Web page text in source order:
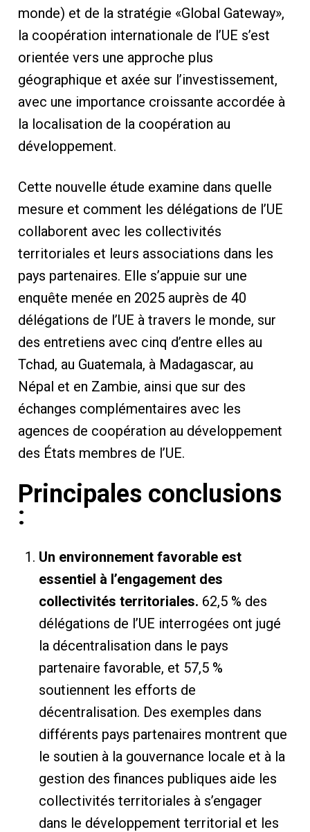
monde) et de la stratégie «Global Gateway»,
la coopération internationale de l’UE s’est
orientée vers une approche plus
géographique et axée sur l’investissement,
avec une importance croissante accordée à
la localisation de la coopération au
développement.
Cette nouvelle étude examine dans quelle
mesure et comment les délégations de l’UE
collaborent avec les collectivités
territoriales et leurs associations dans les
pays partenaires. Elle s’appuie sur une
enquête menée en 2025 auprès de 40
délégations de l’UE à travers le monde, sur
des entretiens avec cinq d’entre elles au
Tchad, au Guatemala, à Madagascar, au
Népal et en Zambie, ainsi que sur des
échanges complémentaires avec les
agences de coopération au développement
des États membres de l’UE.
Principales conclusions
:
Un environnement favorable est
essentiel à l’engagement des
collectivités territoriales. 62,5 % des
délégations de l’UE interrogées ont jugé
la décentralisation dans le pays
partenaire favorable, et 57,5 ​​%
soutiennent les efforts de
décentralisation. Des exemples dans
différents pays partenaires montrent que
le soutien à la gouvernance locale et à la
gestion des finances publiques aide les
collectivités territoriales à s’engager
dans le développement territorial et les